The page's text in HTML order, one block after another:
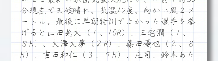
分現在で天候晴れ、気温12度、向かい風２メ
ートル。最後に早朝特訓でよかった選手を挙
げると山田晃大（１、10R）、三宅潤（１、
８R）、大澤大夢（２R）、篠田優也（２、８
R）、吉田和仁（３、７R）、庄司、鈴木あた